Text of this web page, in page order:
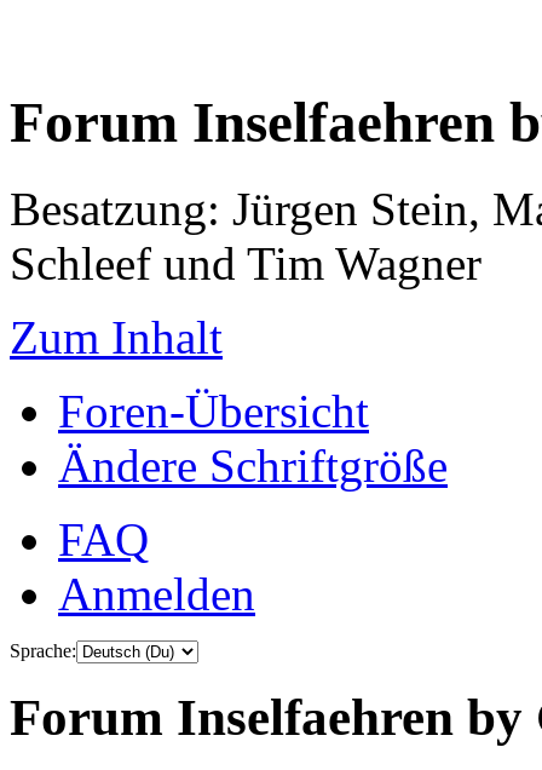
Forum Inselfaehren
Besatzung: Jürgen Stein,
Schleef und Tim Wagner
Zum Inhalt
Foren-Übersicht
Ändere Schriftgröße
FAQ
Anmelden
Sprache:
Forum Inselfaehren